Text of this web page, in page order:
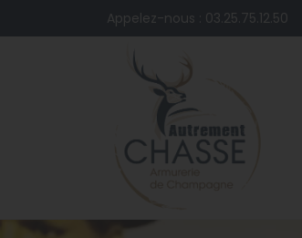
Appelez-nous : 03.25.75.12.50